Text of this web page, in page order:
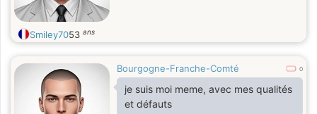
Smiley7053 ans
Bourgogne-Franche-Comté 0
je suis moi meme, avec mes qualités
et défauts